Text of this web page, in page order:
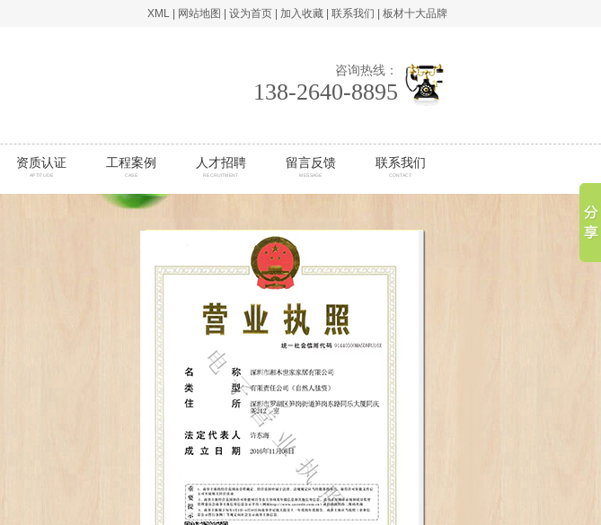
XML 网站地图 设为首页 加入收藏 联系我们 板材十大品牌
咨询热线：
138-2640-8895
资质认证
APTITUDE
工程案例
CASE
人才招聘
RECRUITMENT
留言反馈
MESSAGE
联系我们
CONTACT